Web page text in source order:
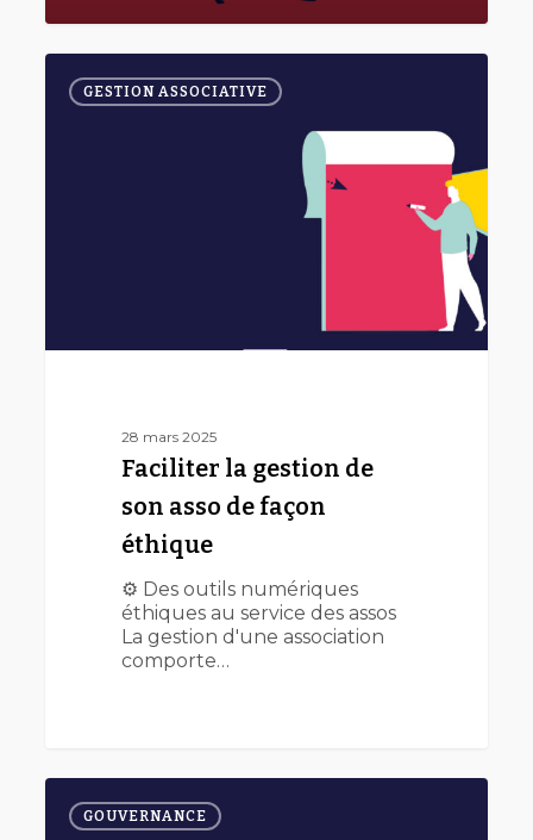
Faciliter
gestion
GESTION ASSOCIATIVE
28 mars 2025
Faciliter la gestion de
son asso de façon
éthique
⚙️ Des outils numériques
éthiques au service des assos
La gestion d'une association
comporte…
Passer
GOUVERNANCE